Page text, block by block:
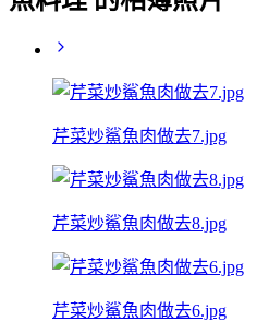
芹菜炒鯊魚肉做去7.jpg
芹菜炒鯊魚肉做去8.jpg
芹菜炒鯊魚肉做去6.jpg